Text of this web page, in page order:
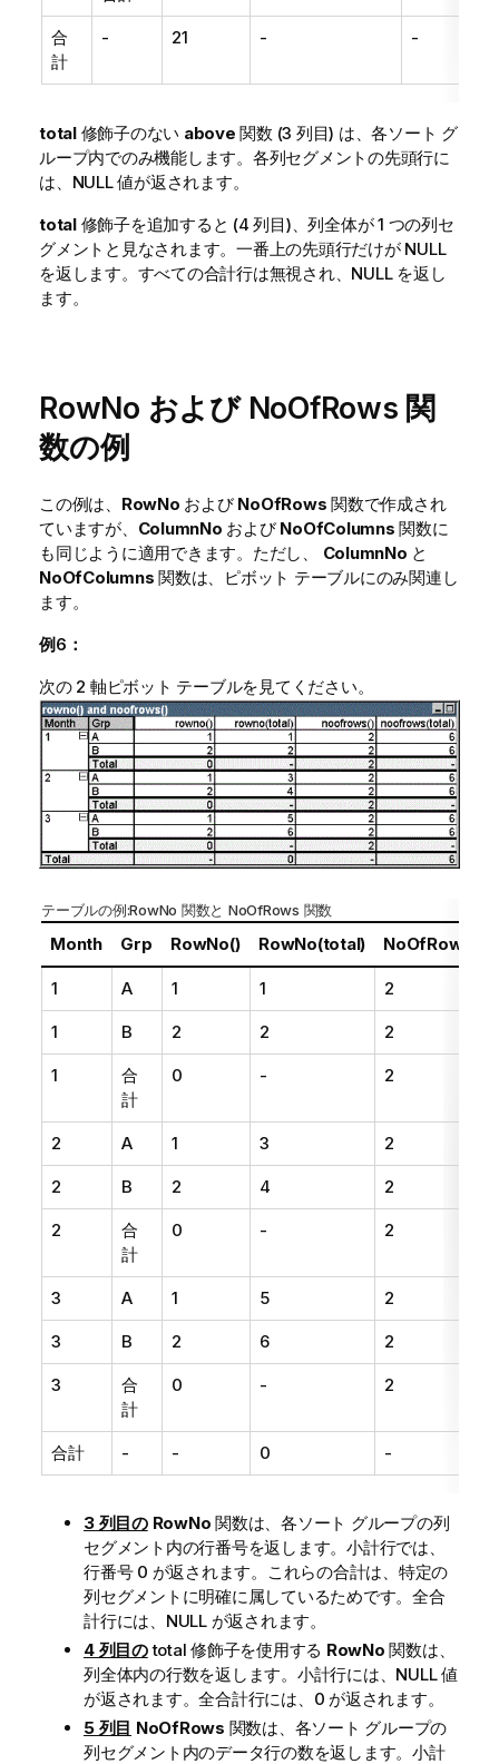
合
計
- 21 - -
total修飾子のない above 関数 (3 列目) は、各ソート グ
ループ内でのみ機能します。各列セグメントの先頭行に
は、NULL 値が返されます。
total修飾子を追加すると (4 列目)、列全体が 1 つの列セ
グメントと見なされます。一番上の先頭行だけが NULL
を返します。すべての合計行は無視され、NULL を返し
ます。
RowNo および NoOfRows 関
数の例
この例は、 RowNo およびNoOfRows 関数で作成され
ていますが、 ColumnNo およびNoOfColumns 関数に
も同じように適用できます。ただし、 ColumnNo と
NoOfColumns 関数は、ピボット テーブルにのみ関連し
ます。
例6：
次の 2 軸ピボット テーブルを見てください。
テーブルの例:RowNo 関数と NoOfRows 関数
Month Grp RowNo() RowNo(total) NoOfRows()
1 A 1 1 2
1 B 2 2 2
1
合
計
0 - 2
2 A 1 3 2
2 B 2 4 2
2
合
計
0 - 2
3 A 1 5 2
3 B 2 6 2
3
合
計
0 - 2
合計 - - 0 -
3 列目の RowNo 関数は、各ソート グループの列
セグメント内の行番号を返します。小計行では、
行番号 0 が返されます。これらの合計は、特定の
列セグメントに明確に属しているためです。全合
計行には、NULL が返されます。
4 列目のtotal 修飾子を使用する RowNo 関数は、
列全体内の行数を返します。小計行には、NULL 値
が返されます。全合計行には、0 が返されます。
5 列目 NoOfRows 関数は、各ソート グループの
列セグメント内のデータ行の数を返します。小計